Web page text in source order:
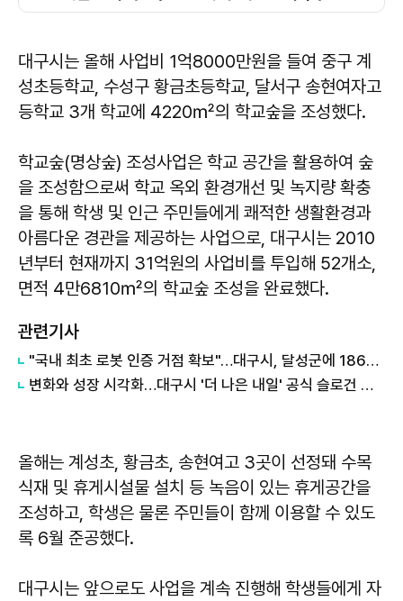
대구시는 올해 사업비 1억8000만원을 들여 중구 계
성초등학교, 수성구 황금초등학교, 달서구 송현여자고
등학교 3개 학교에 4220㎡의 학교숲을 조성했다.
학교숲(명상숲) 조성사업은 학교 공간을 활용하여 숲
을 조성함으로써 학교 옥외 환경개선 및 녹지량 확충
을 통해 학생 및 인근 주민들에게 쾌적한 생활환경과
아름다운 경관을 제공하는 사업으로, 대구시는 2010
년부터 현재까지 31억원의 사업비를 투입해 52개소,
면적 4만6810㎡의 학교숲 조성을 완료했다.
관련기사
"국내 최초 로봇 인증 거점 확보"…대구시, 달성군에 186억 투입해 휴머노이드 센터 구축
변화와 성장 시각화…대구시 '더 나은 내일' 공식 슬로건 디자인 공개
올해는 계성초, 황금초, 송현여고 3곳이 선정돼 수목
식재 및 휴게시설물 설치 등 녹음이 있는 휴게공간을
조성하고, 학생은 물론 주민들이 함께 이용할 수 있도
록 6월 준공했다.
대구시는 앞으로도 사업을 계속 진행해 학생들에게 자